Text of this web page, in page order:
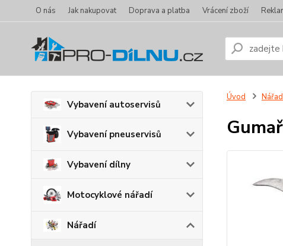
O nás Jak nakupovat Doprava a platba Vrácení zboží
Vybavení autoservisů
Vybavení pneuservisů
Vybavení dílny
Motocyklové nářadí
Nářadí
Úvod